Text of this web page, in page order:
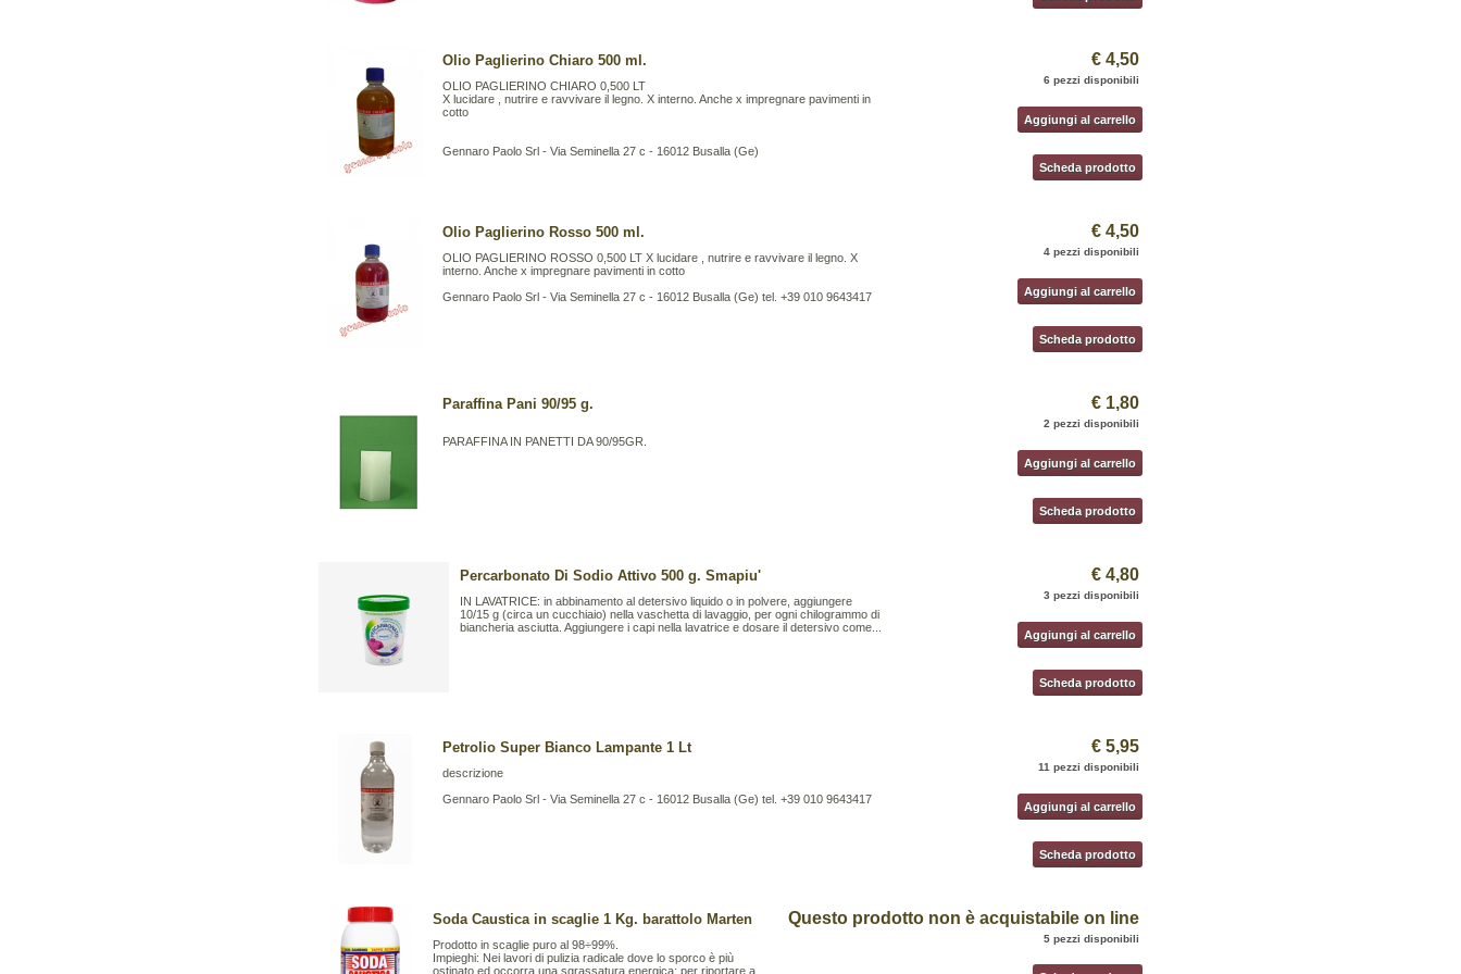
Olio Paglierino Chiaro 500 ml.
OLIO PAGLIERINO CHIARO 0,500 LT
X lucidare , nutrire e ravvivare il legno. X interno. Anche x impregnare pavimenti in
cotto
Gennaro Paolo Srl - Via Seminella 27 c - 16012 Busalla (Ge)
€ 4,50
6 pezzi disponibili
Aggiungi al carrello
Scheda prodotto
Olio Paglierino Rosso 500 ml.
OLIO PAGLIERINO ROSSO 0,500 LT X lucidare , nutrire e ravvivare il legno. X
interno. Anche x impregnare pavimenti in cotto
Gennaro Paolo Srl - Via Seminella 27 c - 16012 Busalla (Ge) tel. +39 010 9643417
€ 4,50
4 pezzi disponibili
Aggiungi al carrello
Scheda prodotto
Paraffina Pani 90/95 g.
PARAFFINA IN PANETTI DA 90/95GR.
€ 1,80
2 pezzi disponibili
Aggiungi al carrello
Scheda prodotto
Percarbonato Di Sodio Attivo 500 g. Smapiu'
IN LAVATRICE: in abbinamento al detersivo liquido o in polvere, aggiungere
10/15 g (circa un cucchiaio) nella vaschetta di lavaggio, per ogni chilogrammo di
biancheria asciutta. Aggiungere i capi nella lavatrice e dosare il detersivo come...
€ 4,80
3 pezzi disponibili
Aggiungi al carrello
Scheda prodotto
Petrolio Super Bianco Lampante 1 Lt
descrizione
Gennaro Paolo Srl - Via Seminella 27 c - 16012 Busalla (Ge) tel. +39 010 9643417
€ 5,95
11 pezzi disponibili
Aggiungi al carrello
Scheda prodotto
Soda Caustica in scaglie 1 Kg. barattolo Marten
Prodotto in scaglie puro al 98÷99%.
Impieghi: Nei lavori di pulizia radicale dove lo sporco è più
ostinato ed occorra una sgrassatura energica; per riportare a
Questo prodotto non è acquistabile on line
5 pezzi disponibili